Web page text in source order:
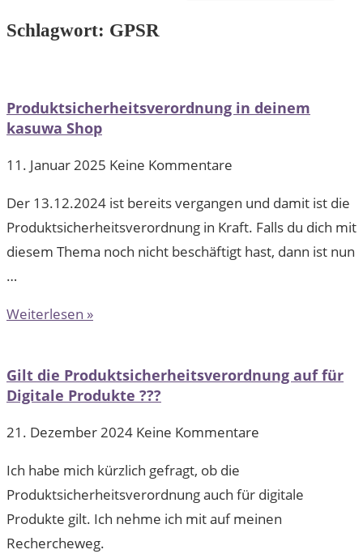
Schlagwort: GPSR
Produktsicherheitsverordnung in deinem
kasuwa Shop
11. Januar 2025 Keine Kommentare
Der 13.12.2024 ist bereits vergangen und damit ist die
Produktsicherheitsverordnung in Kraft. Falls du dich mit
diesem Thema noch nicht beschäftigt hast, dann ist nun
…
Weiterlesen »
Gilt die Produktsicherheitsverordnung auf für
Digitale Produkte ???
21. Dezember 2024 Keine Kommentare
Ich habe mich kürzlich gefragt, ob die
Produktsicherheitsverordnung auch für digitale
Produkte gilt. Ich nehme ich mit auf meinen
Rechercheweg.